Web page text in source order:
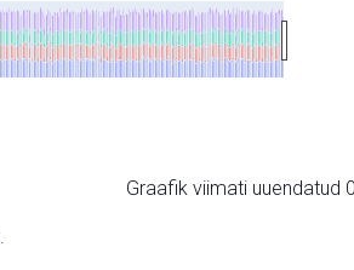
Graafik viimati uuendatud